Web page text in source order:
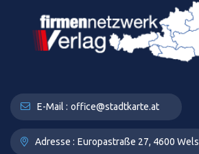
E-Mail : office@stadtkarte.at
Adresse : Europastraße 27, 4600 Wels